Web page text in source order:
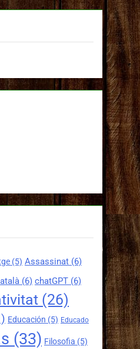
(5) Assassinat (6)
(6) chatGPT (6)
(26)
Educación (5) Educado
(33) Filosofia (5)